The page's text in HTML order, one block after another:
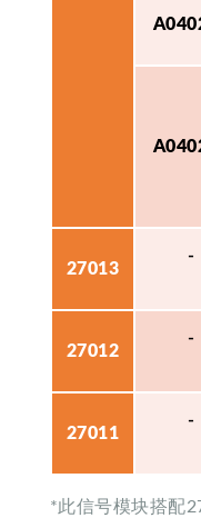
27013
-
27012
-
27011
-
*此信号模块搭配